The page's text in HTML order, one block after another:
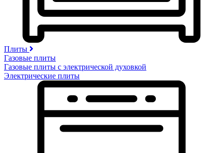
Плиты
Газовые плиты
Газовые плиты с электрической духовкой
Электрические плиты